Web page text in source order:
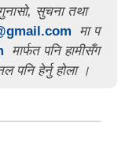
सुचना तथा
मा प
मार्फत पनि हामीसँग
पनि हेर्नु होला ।